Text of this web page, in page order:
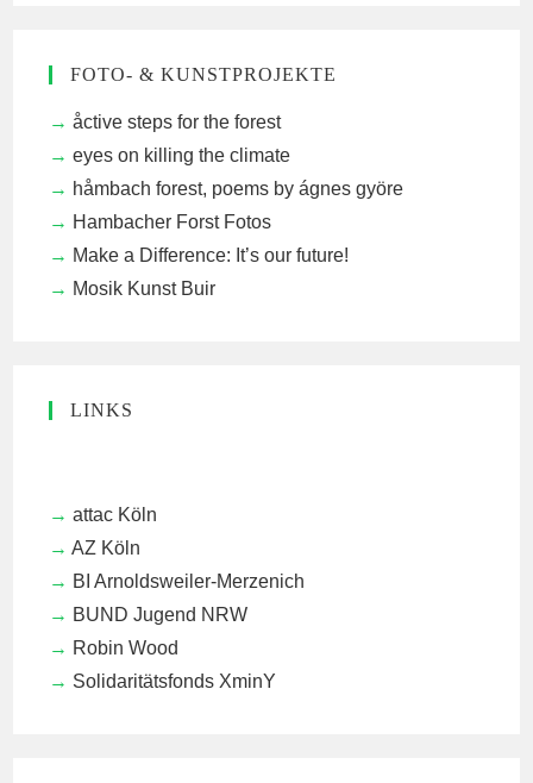
FOTO- & KUNSTPROJEKTE
åctive steps for the forest
eyes on killing the climate
håmbach forest, poems by ágnes györe
Hambacher Forst Fotos
Make a Difference: It’s our future!
Mosik Kunst Buir
LINKS
attac Köln
AZ Köln
BI Arnoldsweiler-Merzenich
BUND Jugend NRW
Robin Wood
Solidaritätsfonds XminY